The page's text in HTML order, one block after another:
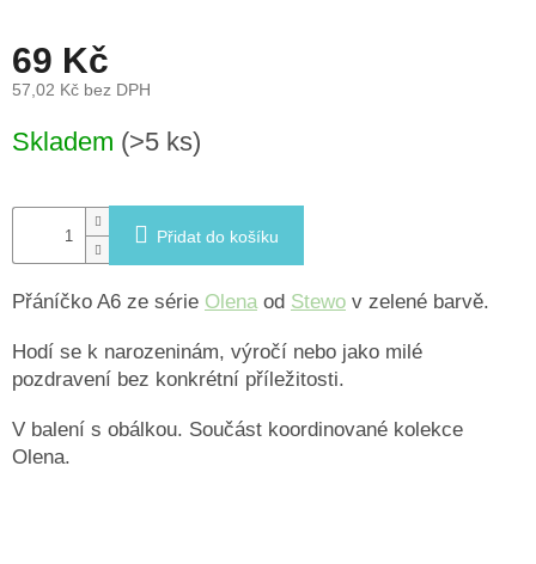
dárky
69 Kč
57,02 Kč bez DPH
cena:
Skladem (>5 ks)
Přidat do košíku
Přáníčko A6 ze série Olenaod Stewo v zelené barvě.
Hodí se k narozeninám, výročí nebo jako milé
pozdravení bez konkrétní příležitosti.
V balení s obálkou. Součást koordinované kolekce
Olena.